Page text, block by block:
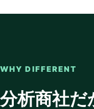
WHY DIFFERENT
分析商社だ